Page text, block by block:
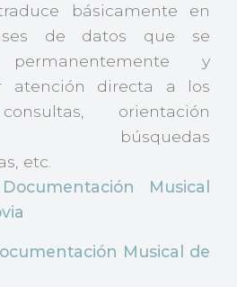
básicamente en
de datos que se
permanentemente y
atención directa a los
orientación
búsquedas
etc.
Musical
Musical de